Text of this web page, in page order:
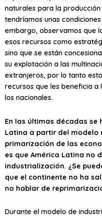
naturales para la
tendríamos unas
embargo, observamos que
esos recursos como
sino que se están
su explotación a las
extranjeros, por lo tanto
recursos que les beneficia
los nacionales.
En las últimas décadas se
Latina a partir del modelo
primarización de las
es que América Latina no
industrialización. ¿Se
que el continente no ha
no hablar de
Durante el modelo de